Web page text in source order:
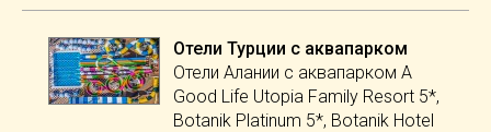
Отели Турции с аквапарком
Отели Алании с аквапарком A
Good Life Utopia Family Resort 5*,
Botanik Platinum 5*, Botanik Hotel